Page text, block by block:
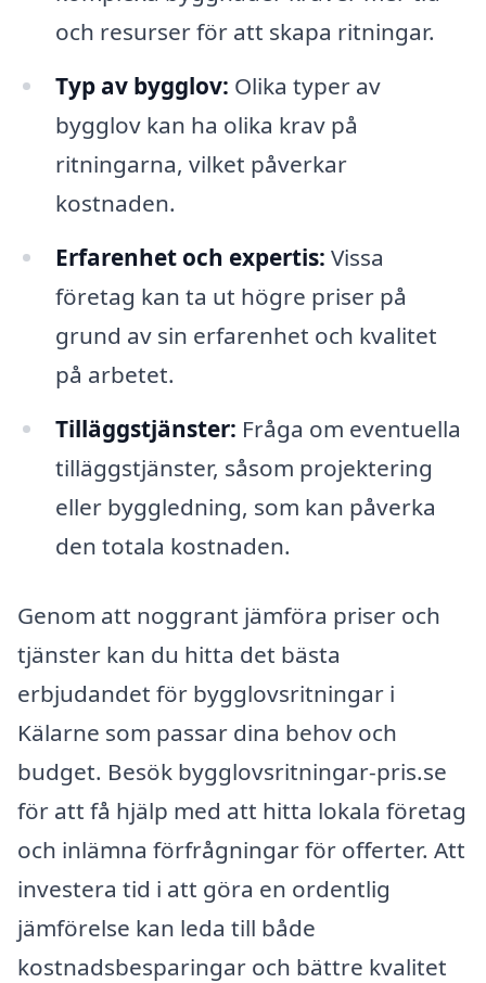
och resurser för att skapa ritningar.
Typ av bygglov: Olika typer av
bygglov kan ha olika krav på
ritningarna, vilket påverkar
kostnaden.
Erfarenhet och expertis: Vissa
företag kan ta ut högre priser på
grund av sin erfarenhet och kvalitet
på arbetet.
Tilläggstjänster: Fråga om eventuella
tilläggstjänster, såsom projektering
eller byggledning, som kan påverka
den totala kostnaden.
Genom att noggrant jämföra priser och
tjänster kan du hitta det bästa
erbjudandet för bygglovsritningar i
Kälarne som passar dina behov och
budget. Besök bygglovsritningar-pris.se
för att få hjälp med att hitta lokala företag
och inlämna förfrågningar för offerter. Att
investera tid i att göra en ordentlig
jämförelse kan leda till både
kostnadsbesparingar och bättre kvalitet